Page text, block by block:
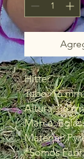
Hitter
Tubo: 16 mm
Altura: 06 cm
Marca:
Material:
*Somos